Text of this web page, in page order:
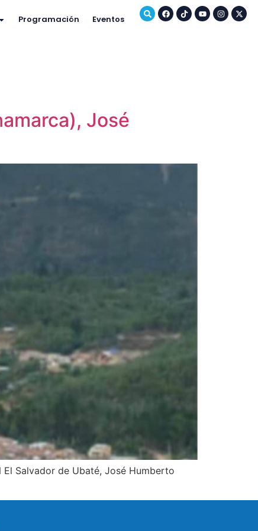
Programación Eventos
José
Salvador de Ubaté, José Humberto